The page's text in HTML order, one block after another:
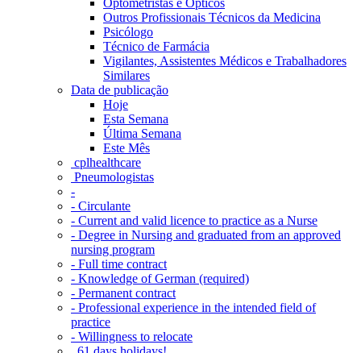
Outros Profissionais Técnicos da Medicina
Psicólogo
Técnico de Farmácia
Vigilantes, Assistentes Médicos e Trabalhadores
Similares
Data de publicação
Hoje
Esta Semana
Última Semana
Este Mês
‎ cplhealthcare‬
Pneumologistas
-
- Circulante
- Current and valid licence to practice as a Nurse
- Degree in Nursing and graduated from an approved
nursing program
- Full time contract
- Knowledge of German (required)
- Permanent contract
- Professional experience in the intended field of
practice
- Willingness to relocate